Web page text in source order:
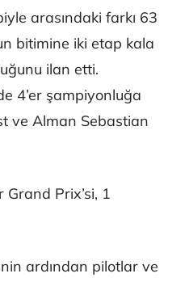
arasındaki farkı 63
bitimine iki etap kala
ilan etti.
4’er şampiyonluğa
ve Alman Sebastian
Grand Prix’si, 1
ardından pilotlar ve